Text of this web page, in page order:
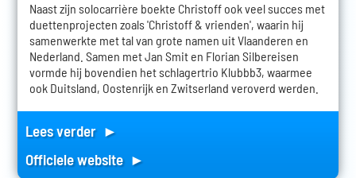
Naast zijn solocarrière boekte Christoff ook veel succes met
duettenprojecten zoals 'Christoff & vrienden', waarin hij
samenwerkte met tal van grote namen uit Vlaanderen en
Nederland. Samen met Jan Smit en Florian Silbereisen
vormde hij bovendien het schlagertrio Klubbb3, waarmee
ook Duitsland, Oostenrijk en Zwitserland veroverd werden.
Lees verder ►
Officiele website ►